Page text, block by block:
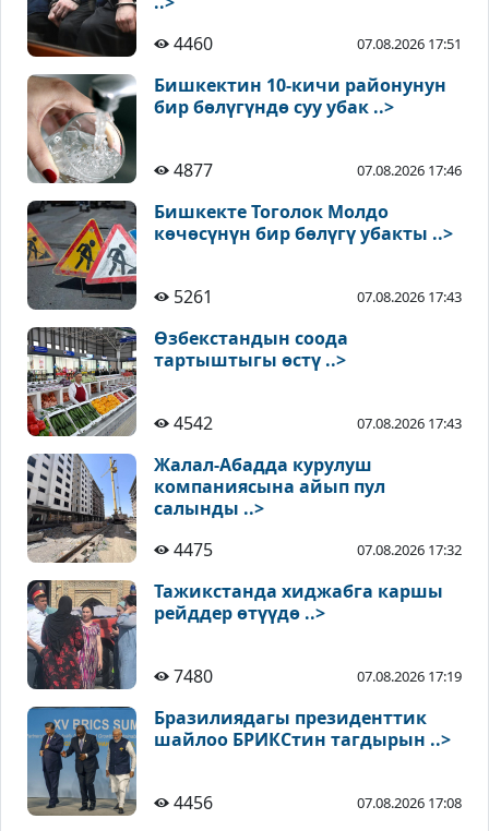
4460
07.08.2026 17:51
Бишкектин 10-кичи районунун
бир бөлүгүндө суу убак ..>
4877 07.08.2026 17:46
Бишкекте Тоголок Молдо
көчөсүнүн бир бөлүгү убакты ..>
5261 07.08.2026 17:43
Өзбекстандын соода
тартыштыгы өстү ..>
4542 07.08.2026 17:43
Жалал-Абадда курулуш
компаниясына айып пул
салынды ..>
4475
07.08.2026 17:32
Тажикстанда хиджабга каршы
рейддер өтүүдө ..>
7480 07.08.2026 17:19
Бразилиядагы президенттик
шайлоо БРИКСтин тагдырын ..>
4456 07.08.2026 17:08